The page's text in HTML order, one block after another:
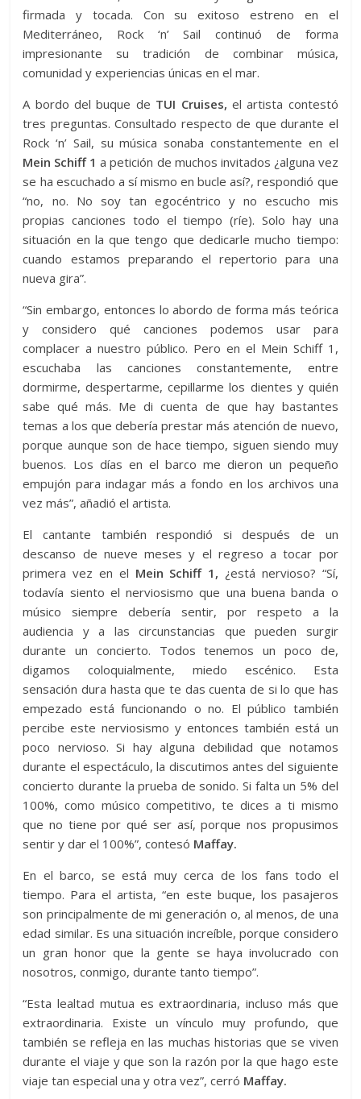
firmada y tocada. Con su exitoso estreno en el
Mediterráneo, Rock ‘n’ Sail continuó de forma
impresionante su tradición de combinar música,
comunidad y experiencias únicas en el mar.
A bordo del buque de TUI Cruises, el artista contestó
tres preguntas. Consultado respecto de que durante el
Rock ‘n’ Sail, su música sonaba constantemente en el
Mein Schiff 1 a petición de muchos invitados ¿alguna vez
se ha escuchado a sí mismo en bucle así?, respondió que
“no, no. No soy tan egocéntrico y no escucho mis
propias canciones todo el tiempo (ríe). Solo hay una
situación en la que tengo que dedicarle mucho tiempo:
cuando estamos preparando el repertorio para una
nueva gira”.
“Sin embargo, entonces lo abordo de forma más teórica
y considero qué canciones podemos usar para
complacer a nuestro público. Pero en el Mein Schiff 1,
escuchaba las canciones constantemente, entre
dormirme, despertarme, cepillarme los dientes y quién
sabe qué más. Me di cuenta de que hay bastantes
temas a los que debería prestar más atención de nuevo,
porque aunque son de hace tiempo, siguen siendo muy
buenos. Los días en el barco me dieron un pequeño
empujón para indagar más a fondo en los archivos una
vez más”, añadió el artista.
El cantante también respondió si después de un
descanso de nueve meses y el regreso a tocar por
primera vez en el Mein Schiff 1, ¿está nervioso? “Sí,
todavía siento el nerviosismo que una buena banda o
músico siempre debería sentir, por respeto a la
audiencia y a las circunstancias que pueden surgir
durante un concierto. Todos tenemos un poco de,
digamos coloquialmente, miedo escénico. Esta
sensación dura hasta que te das cuenta de si lo que has
empezado está funcionando o no. El público también
percibe este nerviosismo y entonces también está un
poco nervioso. Si hay alguna debilidad que notamos
durante el espectáculo, la discutimos antes del siguiente
concierto durante la prueba de sonido. Si falta un 5% del
100%, como músico competitivo, te dices a ti mismo
que no tiene por qué ser así, porque nos propusimos
sentir y dar el 100%”, contesó Maffay.
En el barco, se está muy cerca de los fans todo el
tiempo. Para el artista, “en este buque, los pasajeros
son principalmente de mi generación o, al menos, de una
edad similar. Es una situación increíble, porque considero
un gran honor que la gente se haya involucrado con
nosotros, conmigo, durante tanto tiempo”.
“Esta lealtad mutua es extraordinaria, incluso más que
extraordinaria. Existe un vínculo muy profundo, que
también se refleja en las muchas historias que se viven
durante el viaje y que son la razón por la que hago este
viaje tan especial una y otra vez”, cerró Maffay.